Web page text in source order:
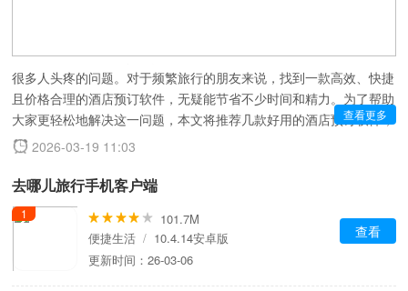
店预订软件，功能各异，如何挑选一款既方便又实用的酒店软件成了
很多人头疼的问题。对于频繁旅行的朋友来说，找到一款高效、快捷
且价格合理的酒店预订软件，无疑能节省不少时间和精力。为了帮助
大家更轻松地解决这一问题，本文将推荐几款好用的酒店预订软件，
帮助大家找到最合适的一款。如：去哪儿旅行、携程旅行、飞猪旅行
等。
查看更多
2026-03-19 11:03
去哪儿旅行手机客户端
1
101.7M
便捷生活 / 10.4.14安卓版
更新时间：26-03-06
查看